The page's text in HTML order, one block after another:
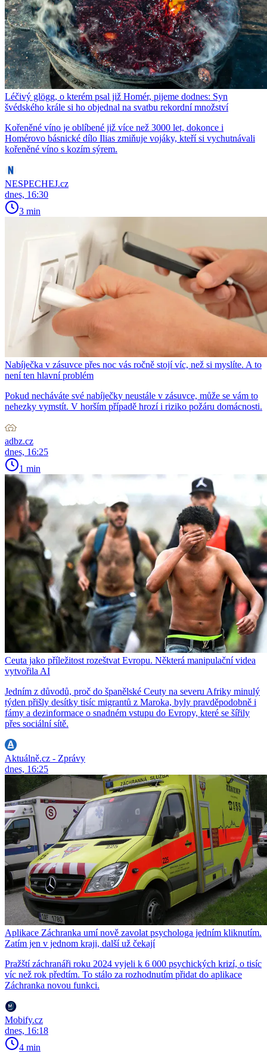
Léčivý glögg, o kterém psal již Homér, pijeme dodnes: Syn
švédského krále si ho objednal na svatbu rekordní množství
Kořeněné víno je oblíbené již více než 3000 let, dokonce i
Homérovo básnické dílo Ilias zmiňuje vojáky, kteří si vychutnávali
kořeněné víno s kozím sýrem.
NESPECHEJ.cz
dnes, 16:30
3 min
Nabíječka v zásuvce přes noc vás ročně stojí víc, než si myslíte. A to
není ten hlavní problém
Pokud necháváte své nabíječky neustále v zásuvce, může se vám to
nehezky vymstít. V horším případě hrozí i riziko požáru domácnosti.
adbz.cz
dnes, 16:25
1 min
Ceuta jako příležitost rozeštvat Evropu. Některá manipulační videa
vytvořila AI
Jedním z důvodů, proč do španělské Ceuty na severu Afriky minulý
týden přišly desítky tisíc migrantů z Maroka, byly pravděpodobně i
fámy a dezinformace o snadném vstupu do Evropy, které se šířily
přes sociální sítě.
Aktuálně.cz - Zprávy
dnes, 16:25
Aplikace Záchranka umí nově zavolat psychologa jedním kliknutím.
Zatím jen v jednom kraji, další už čekají
Pražští záchranáři roku 2024 vyjeli k 6 000 psychických krizí, o tisíc
víc než rok předtím. To stálo za rozhodnutím přidat do aplikace
Záchranka novou funkci.
Mobify.cz
dnes, 16:18
4 min